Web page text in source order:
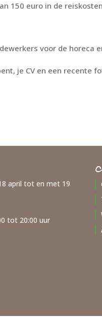
150 euro in de
voor de horeca
je CV en een recente
april tot en met 19
tot 20:00 uur